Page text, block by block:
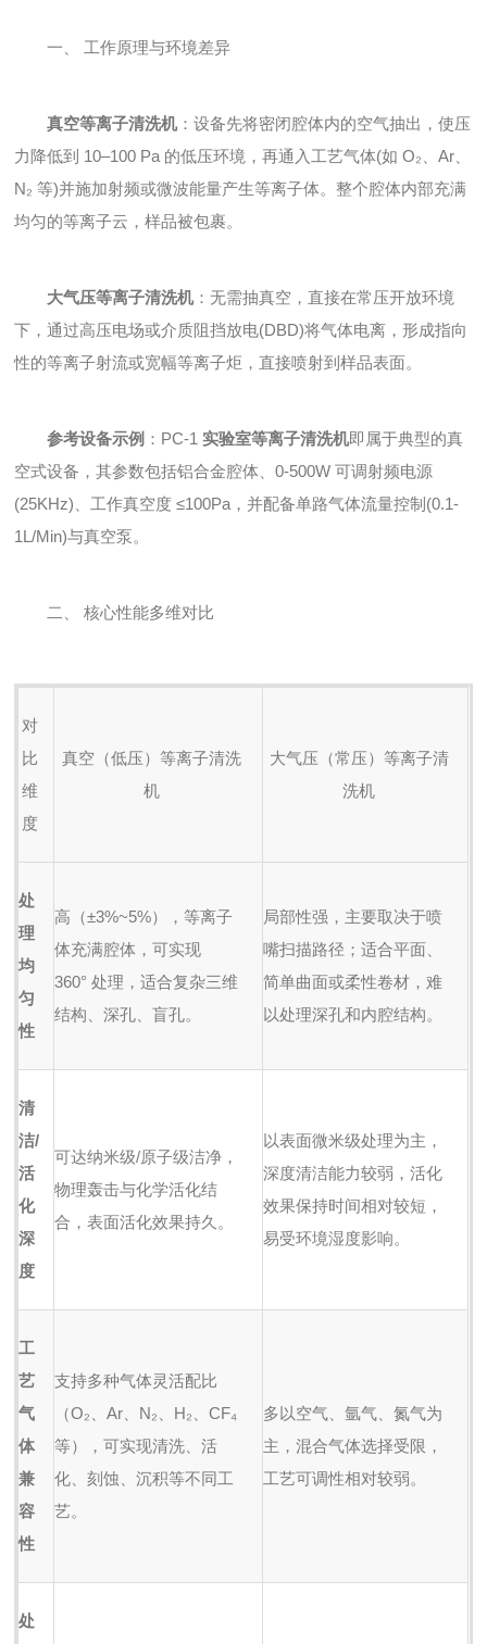
一、 工作原理与环境差异
真空等离子清洗机：设备先将密闭腔体内的空气抽出，使压
力降低到 10–100 Pa 的低压环境，再通入工艺气体(如 O₂、Ar、
N₂ 等)并施加射频或微波能量产生等离子体。整个腔体内部充满
均匀的等离子云，样品被包裹。
大气压等离子清洗机：无需抽真空，直接在常压开放环境
下，通过高压电场或介质阻挡放电(DBD)将气体电离，形成指向
性的等离子射流或宽幅等离子炬，直接喷射到样品表面。
参考设备示例 ：PC-1实验室等离子清洗机即属于典型的真
空式设备，其参数包括铝合金腔体、0-500W 可调射频电源
(25KHz)、工作真空度 ≤100Pa，并配备单路气体流量控制(0.1-
1L/Min)与真空泵。
二、 核心性能多维对比
对
比
维
度
真空（低压）等离子清洗
机
大气压（常压）等离子清
洗机
处
理
均
匀
性
高（±3%~5%），等离子
体充满腔体，可实现
360° 处理，适合复杂三维
结构、深孔、盲孔。
局部性强，主要取决于喷
嘴扫描路径；适合平面、
简单曲面或柔性卷材，难
以处理深孔和内腔结构。
清
洁/
活
化
深
度
可达纳米级/原子级洁净，
物理轰击与化学活化结
合，表面活化效果持久。
以表面微米级处理为主，
深度清洁能力较弱，活化
效果保持时间相对较短，
易受环境湿度影响。
工
艺
气
体
兼
容
性
支持多种气体灵活配比
（O₂、Ar、N₂、H₂、CF₄
等），可实现清洗、活
化、刻蚀、沉积等不同工
艺。
多以空气、氩气、氮气为
主，混合气体选择受限，
工艺可调性相对较弱。
处